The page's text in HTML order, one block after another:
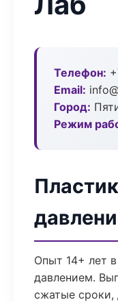
Телефон:
Email:
Город:
Режим
Опыт 14+ лет
давлением.
сжатые сроки,